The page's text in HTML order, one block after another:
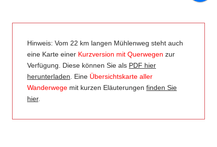
Hinweis: Vom 22 km langen Mühlenweg steht auch
eine Karte einer Kurzversion mit Querwegen zur
Verfügung. Diese können Sie als PDF hier
herunterladen . Eine Übersichtskarte aller
Wanderwege mit kurzen Eläuterungen finden Sie
hier.